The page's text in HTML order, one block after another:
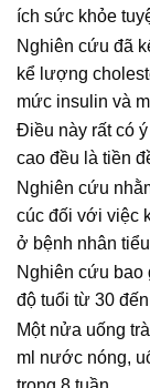
ích sức khỏe
Nghiên cứu đã
kể lượng
mức insulin và
Điều này rất có
cao đều là tiền
Nghiên cứu
cúc đối với việc
ở bệnh nhân
Nghiên cứu bao
độ tuổi từ 30
Một nửa uống
ml nước nóng,